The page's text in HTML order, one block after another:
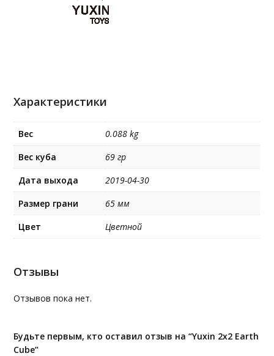
Характеристики
Вес
0.088 kg
Вес куба
69 гр
Дата выхода
2019-04-30
Размер грани
65 мм
Цвет
Цветной
Отзывы
Отзывов пока нет.
Будьте первым, кто оставил отзыв на “Yuxin 2x2 Earth
Cube”